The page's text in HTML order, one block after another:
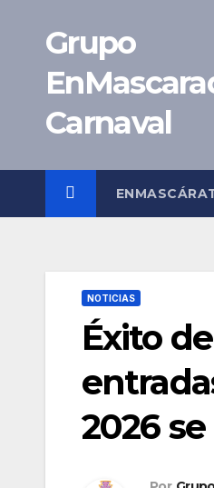
contenido
Grupo
Carnaval
NOTICIAS
Éxito
2026